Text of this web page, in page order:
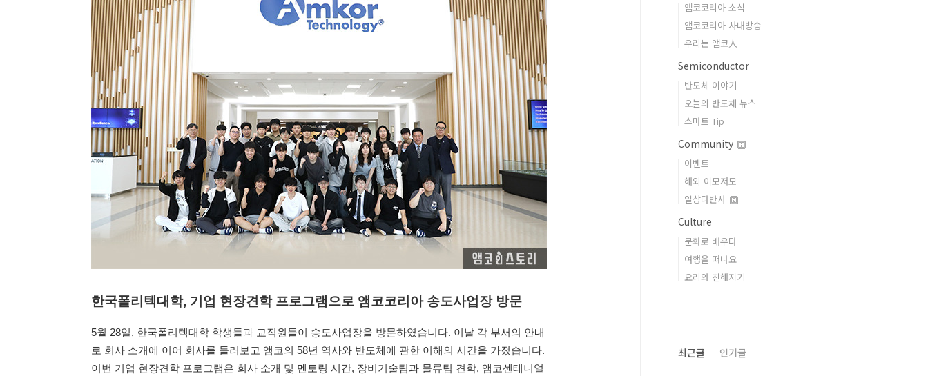
한국폴리텍대학, 기업 현장견학 프로그램으로 앰코코리아 송도사업장 방문
5월 28일, 한국폴리텍대학 학생들과 교직원들이 송도사업장을 방문하였습니다. 이날 각 부서의 안내
로 회사 소개에 이어 회사를 둘러보고 앰코의 58년 역사와 반도체에 관한 이해의 시간을 가졌습니다.
이번 기업 현장견학 프로그램은 회사 소개 및 멘토링 시간, 장비기술팀과 물류팀 견학, 앰코센테니얼
앰코코리아 소식
앰코코리아 사내방송
우리는 앰코人
Semiconductor
반도체 이야기
오늘의 반도체 뉴스
스마트 Tip
Community
이벤트
해외 이모저모
일상다반사
Culture
문화로 배우다
여행을 떠나요
요리와 친해지기
최근글 인기글